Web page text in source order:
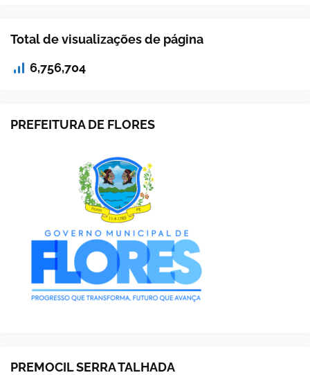
Total de visualizações de página
6,756,704
PREFEITURA DE FLORES
PREMOCIL SERRA TALHADA